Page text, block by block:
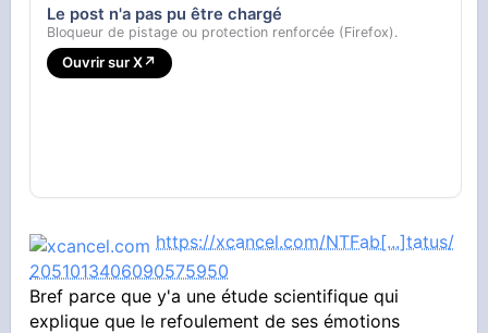
Le post n'a pas pu être chargé
Bloqueur de pistage ou protection renforcée (Firefox).
Ouvrir sur X↗
https://xcancel.com/NTFab[...]tatus/
2051013406090575950
Bref parce que y'a une étude scientifique qui
explique que le refoulement de ses émotions